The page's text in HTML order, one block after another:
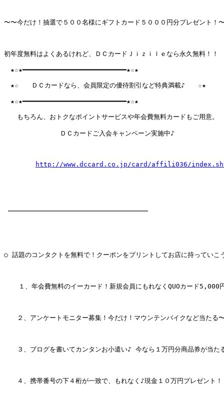
〜〜今だけ！抽選で５００名様にギフトカード５０００円分プレゼント！
初年度無料はよくあるけれど、ＤＣカードＪｉｚｉｌｅなら永久無料！！
★☆★━━━━━━━━━━━━━━━━━━━━━━━━━━★☆★
★☆　　ＤＣカードなら、会員限定の優待割引など特典満載♪　　☆★
★☆★━━━━━━━━━━━━━━━━━━━━━━━━━━★☆★
もちろん、おトクなポイントサービスや年会費無料カードもご用意。
ＤＣカードご入会キャンペーン実施中♪
http://www.dccard.co.jp/card/affili036/
……………………………………………………………………………………………
○ 話題のコンタクトを無料で！クーポンをプリントしてお店に持っていこ
１、年会費無料のイーカード！新規会員にもれなくQUOカード5,000
２、アンケートモニター募集！今だけ！マウンテンバイクなど当たる
３、ブログを書いてカンタンお小遣い♪ 今なら１万円分商品券が当た
４、携帯番号の下４桁が一致で、もれなく♪現金１０万円プレゼント！